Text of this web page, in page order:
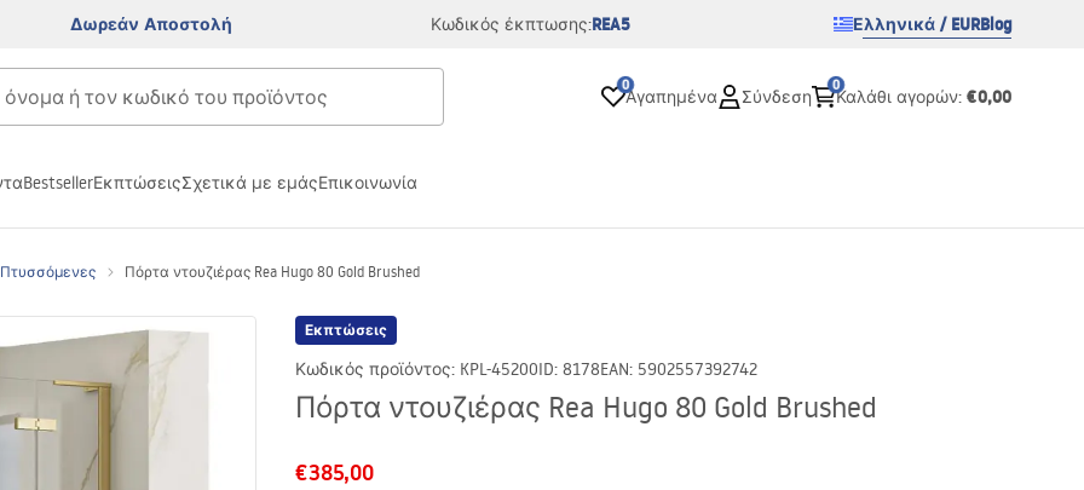
Δωρεάν Αποστολή Κωδικός έκπτωσης:REA5 Ελληνικά / EURBlog
0
Αγαπημένα Σύνδεση
0
Καλάθι αγορών: €0,00
BestsellerΕκπτώσειςΣχετικά με εμάςΕπικοινωνία
Πόρτα ντουζιέρας Rea Hugo 80 Gold Brushed
Εκπτώσεις
Κωδικός προϊόντος: KPL-45200ID: 8178EAN: 5902557392742
Πόρτα ντουζιέρας Rea Hugo 80 Gold Brushed
€385,00